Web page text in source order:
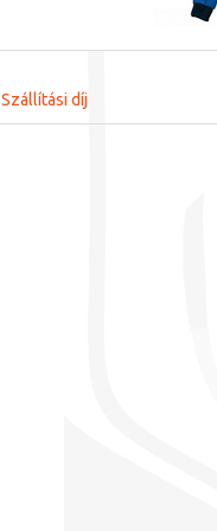
Szállítási díj